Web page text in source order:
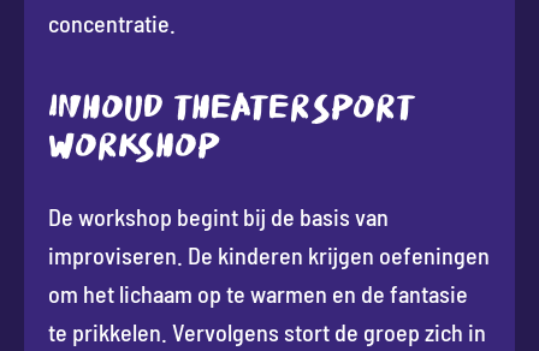
concentratie.
INHOUD THEATERSPORT
WORKSHOP
De workshop begint bij de basis van
improviseren. De kinderen krijgen oefeningen
om het lichaam op te warmen en de fantasie
te prikkelen. Vervolgens stort de groep zich in